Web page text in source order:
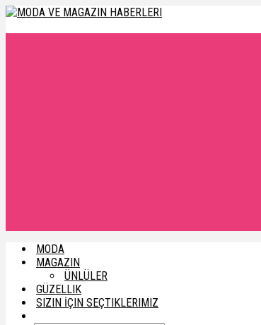
MODA
MAGAZIN
ÜNLÜLER
GÜZELLIK
SIZIN İÇIN SEÇTIKLERIMIZ